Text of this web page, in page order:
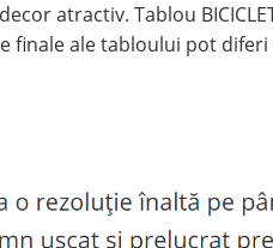
atractiv. Tablou
finale ale tabloului pot